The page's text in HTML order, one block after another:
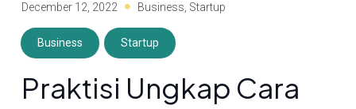
December 12, 2022 Business, Startup
Business Startup
Praktisi Ungkap Cara